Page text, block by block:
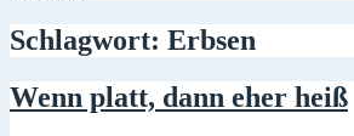
Schlagwort: Erbsen
Wenn platt, dann eher heiß